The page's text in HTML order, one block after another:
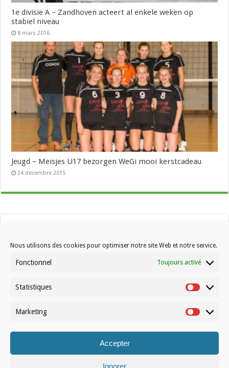
Nous utilisons des cookies pour optimiser notre site Web et notre service.
Fonctionnel Toujours activé
Statistiques
Marketing
Accepter
Ignorer
1e divisie A – Zandhoven acteert al enkele weken op
stabiel niveau
8 mars 2016
Jeugd – Meisjes U17 bezorgen WeGi mooi kerstcadeau
24 décembre 2015
Contactez-nous
© Volleynews.be2026
Déclaration de confidentialité